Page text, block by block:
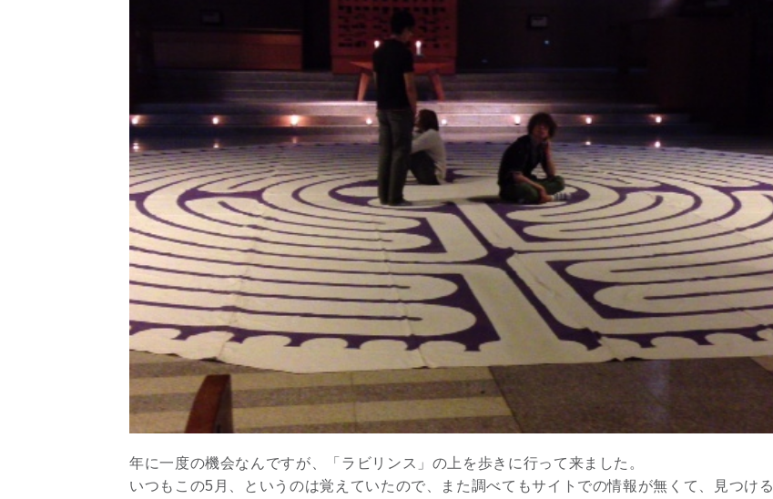
年に一度の機会なんですが、「ラビリンス」の上を歩きに行って来ました。
いつもこの5月、というのは覚えていたので、また調べてもサイトでの情報が無くて、見つける